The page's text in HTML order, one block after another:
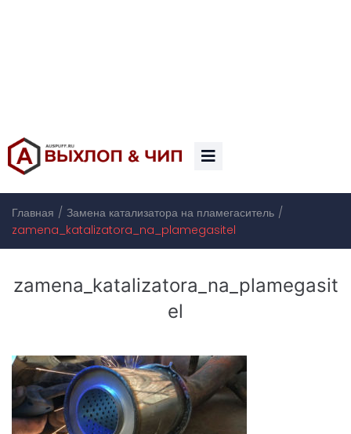
Главная / Замена катализатора на пламегаситель /
zamena_katalizatora_na_plamegasitel
zamena_katalizatora_na_plamegasit
el